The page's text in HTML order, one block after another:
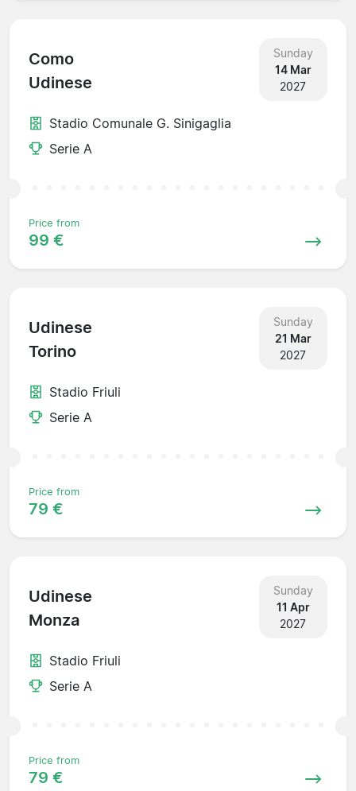
Como
Udinese
Sunday
14 Mar
2027
Stadio Comunale G. Sinigaglia
Serie A
Price from
99 €
Udinese
Torino
Sunday
21 Mar
2027
Stadio Friuli
Serie A
Price from
79 €
Udinese
Monza
Sunday
11 Apr
2027
Stadio Friuli
Serie A
Price from
79 €